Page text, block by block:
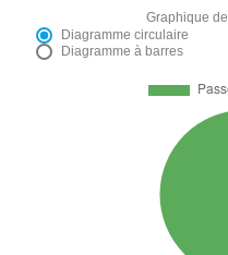
Graphique
Diagramme circulaire
Diagramme à barres